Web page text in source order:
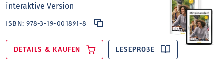
interaktive Version
ISBN:978-3-19-001891-8
DETAILS & KAUFEN LESEPROBE